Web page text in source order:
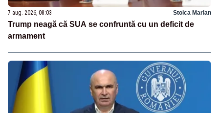
7 aug. 2026, 08:03 Stoica Marian
Trump neagă că SUA se confruntă cu un deficit de
armament